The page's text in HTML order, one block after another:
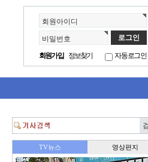
회원아이디
비밀번호
회원가입
정보찾기 자동로그인